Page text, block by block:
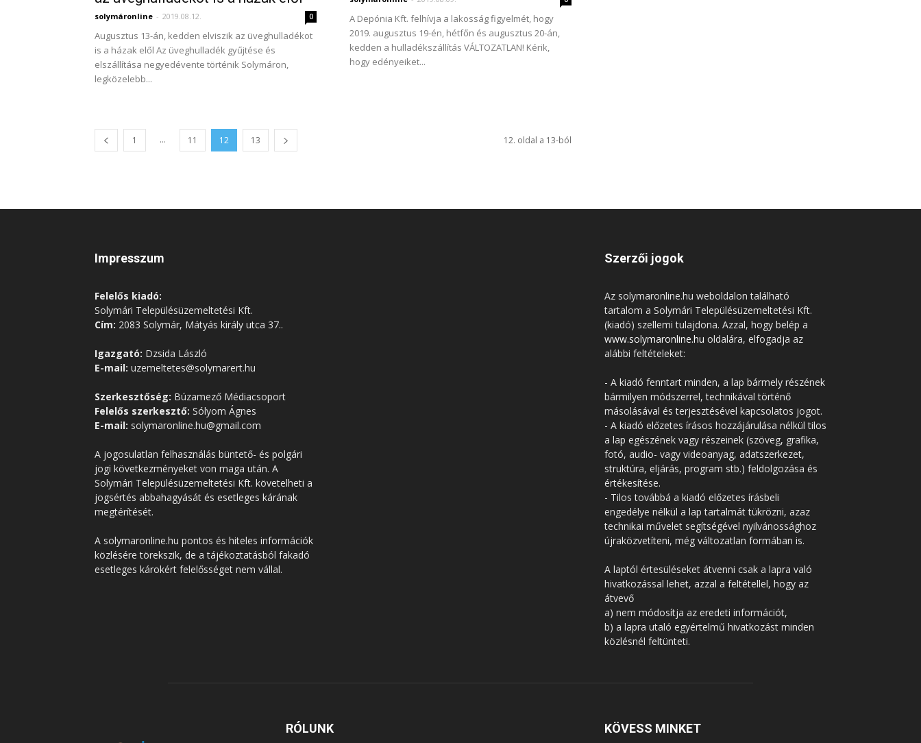
solymáronline - 2019.08.12. 0
Augusztus 13-án, kedden elviszik az üveghulladékot
is a házak elől Az üveghulladék gyűjtése és
elszállítása negyedévente történik Solymáron,
legközelebb...
A Depónia Kft. felhívja a lakosság figyelmét, hogy
2019. augusztus 19-én, hétfőn és augusztus 20-án,
kedden a hulladékszállítás VÁLTOZATLAN! Kérik,
hogy edényeiket...
1 ... 11 12 13 12. oldal a 13-ból
Impresszum
Felelős kiadó:
Solymári Településüzemeltetési Kft.
Cím: 2083 Solymár, Mátyás király utca 37..
Igazgató: Dzsida László
E-mail: uzemeltetes@solymarert.hu
Szerkesztőség: Búzamező Médiacsoport
Felelős szerkesztő: Sólyom Ágnes
E-mail: solymaronline.hu@gmail.com
A jogosulatlan felhasználás büntető- és polgári
jogi következményeket von maga után. A
Solymári Településüzemeltetési Kft. követelheti a
jogsértés abbahagyását és esetleges kárának
megtérítését.
A solymaronline.hu pontos és hiteles információk
közlésére törekszik, de a tájékoztatásból fakadó
esetleges károkért felelősséget nem vállal.
Szerzői jogok
Az solymaronline.hu weboldalon található
tartalom a Solymári Településüzemeltetési Kft.
(kiadó) szellemi tulajdona. Azzal, hogy belép a
www.solymaronline.hu oldalára, elfogadja az
alábbi feltételeket:
- A kiadó fenntart minden, a lap bármely részének
bármilyen módszerrel, technikával történő
másolásával és terjesztésével kapcsolatos jogot.
- A kiadó előzetes írásos hozzájárulása nélkül tilos
a lap egészének vagy részeinek (szöveg, grafika,
fotó, audio- vagy videoanyag, adatszerkezet,
struktúra, eljárás, program stb.) feldolgozása és
értékesítése.
- Tilos továbbá a kiadó előzetes írásbeli
engedélye nélkül a lap tartalmát tükrözni, azaz
technikai művelet segítségével nyilvánossághoz
újraközvetíteni, még változatlan formában is.
A laptól értesüléseket átvenni csak a lapra való
hivatkozással lehet, azzal a feltétellel, hogy az
átvevő
a) nem módosítja az eredeti információt,
b) a lapra utaló egyértelmű hivatkozást minden
közlésnél feltünteti.
RÓLUNK KÖVESS MINKET